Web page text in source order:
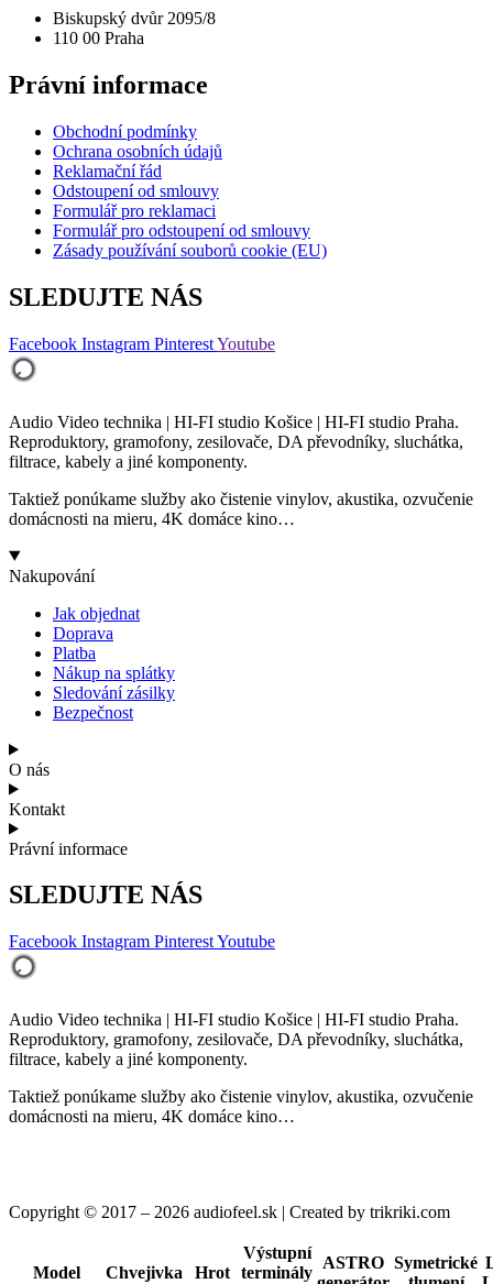
Biskupský dvůr 2095/8
110 00 Praha
Právní informace
Obchodní podmínky
Ochrana osobních údajů
Reklamační řád
Odstoupení od smlouvy
Formulář pro reklamaci
Formulář pro odstoupení od smlouvy
Zásady používání souborů cookie (EU)
SLEDUJTE NÁS
Facebook Instagram PinterestYoutube
Audio Video technika | HI-FI studio Košice | HI-FI studio Praha.
Reproduktory, gramofony, zesilovače, DA převodníky, sluchátka,
filtrace, kabely a jiné komponenty.
Taktiež ponúkame služby ako čistenie vinylov, akustika, ozvučenie
domácnosti na mieru, 4K domáce kino…
Nakupování
Jak objednat
Doprava
Platba
Nákup na splátky
Sledování zásilky
Bezpečnost
O nás
Kontakt
Právní informace
SLEDUJTE NÁS
Facebook Instagram PinterestYoutube
Audio Video technika | HI-FI studio Košice | HI-FI studio Praha.
Reproduktory, gramofony, zesilovače, DA převodníky, sluchátka,
filtrace, kabely a jiné komponenty.
Taktiež ponúkame služby ako čistenie vinylov, akustika, ozvučenie
domácnosti na mieru, 4K domáce kino…
Copyright © 2017 – 2026 audiofeel.sk | Created by trikriki.com
Model Chvejivka Hrot
Výstupní
terminály
ASTRO Symetrické